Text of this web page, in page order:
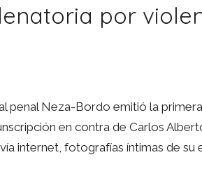
por
penal Neza-Bordo emitió la
en contra de Carlos
internet, fotografías íntimas de su